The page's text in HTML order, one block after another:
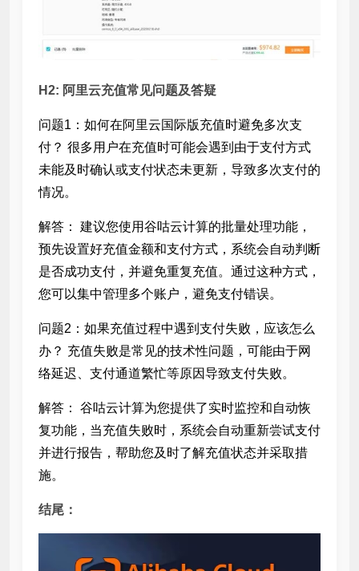
H2: 阿里云充值常见问题及答疑
问题1：如何在阿里云国际版充值时避免多次支
付？ 很多用户在充值时可能会遇到由于支付方式
未能及时确认或支付状态未更新，导致多次支付的
情况。
解答： 建议您使用谷咕云计算的批量处理功能，
预先设置好充值金额和支付方式，系统会自动判断
是否成功支付，并避免重复充值。通过这种方式，
您可以集中管理多个账户，避免支付错误。
问题2：如果充值过程中遇到支付失败，应该怎么
办？ 充值失败是常见的技术性问题，可能由于网
络延迟、支付通道繁忙等原因导致支付失败。
解答： 谷咕云计算为您提供了实时监控和自动恢
复功能，当充值失败时，系统会自动重新尝试支付
并进行报告，帮助您及时了解充值状态并采取措
施。
结尾：